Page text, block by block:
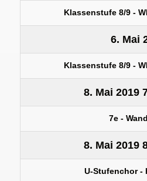
Klassenstufe 8/9 -
6. Mai
Klassenstufe 8/9 -
8. Mai 2019
7e -
8. Mai 2019
U-Stufenchor -